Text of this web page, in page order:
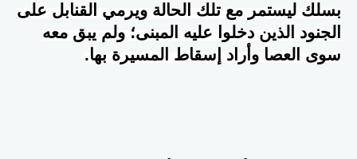
بسلك ليستمر مع تلك الحالة ويرمي القنابل على
الجنود الذين دخلوا عليه المبنى؛ ولم يبق معه
سوى العصا وأراد إسقاط المسيرة بها.